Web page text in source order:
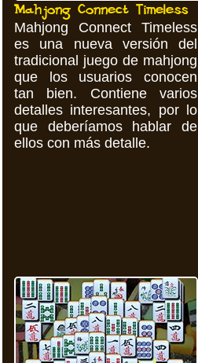
Mahjong Connect Timeless
Mahjong Connect Timeless
es una nueva versión del
tradicional juego de mahjong
que los usuarios conocen
tan bien. Contiene varios
detalles interesantes, por lo
que deberíamos hablar de
ellos con más detalle.